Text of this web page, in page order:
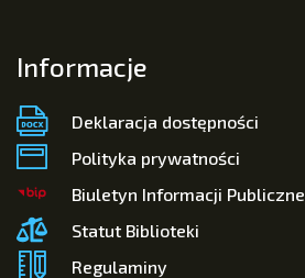
Informacje
Deklaracja dostępności
Polityka prywatności
Biuletyn Informacji
Statut Biblioteki
Regulaminy